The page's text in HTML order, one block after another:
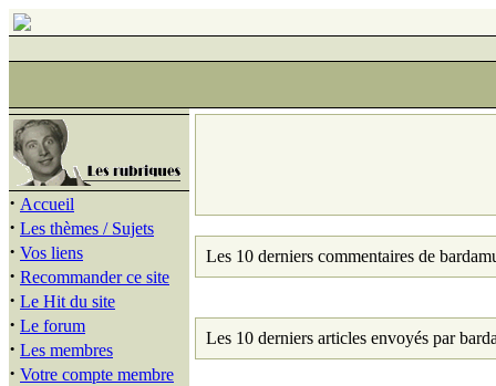
· Accueil
· Les thèmes / Sujets
· Vos liens
· Recommander ce site
· Le Hit du site
· Le forum
· Les membres
· Votre compte membre
Les 10 derniers commentaires de
Les 10 derniers articles envoyés par